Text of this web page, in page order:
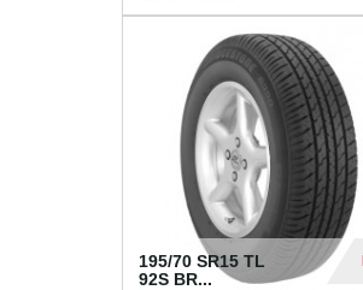
195/70 SR15 TL
92S BR...